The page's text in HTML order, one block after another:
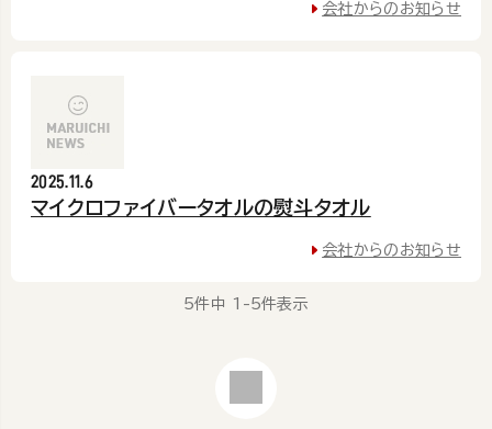
会社からのお知らせ
2025.11.6
マイクロファイバータオルの熨斗タオル
会社からのお知らせ
5件中 1 -5件表示